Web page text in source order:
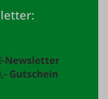
Newsletter
Gutschein